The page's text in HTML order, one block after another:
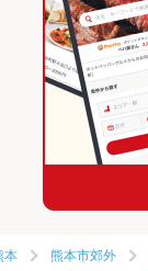
本 熊本市郊外